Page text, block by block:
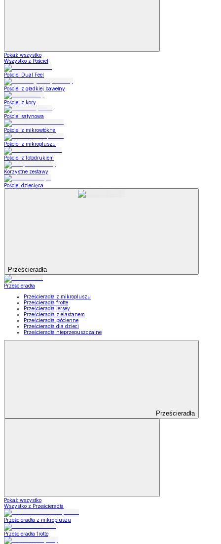
Pokaż wszystko
Wszystko z Pościel
Pościel Dual Feel
Pościel z gładkiej bawełny
Pościel z kory
Pościel satynowa
Pościel z mikrowłókna
Pościel z mikropluszu
Pościel z fotodrukiem
Korzystne zestawy
Pościel dziecięca
Prześcieradła
Prześcieradła
Prześcieradła z mikropluszu
Prześcieradła frotte
Prześcieradła jersey
Prześcieradła z elastanem
Prześcieradła płócienne
Prześcieradła dla dzieci
Prześcieradła nieprzepuszczalne
Prześcieradła
Pokaż wszystko
Wszystko z Prześcieradła
Prześcieradła z mikropluszu
Prześcieradła frotte